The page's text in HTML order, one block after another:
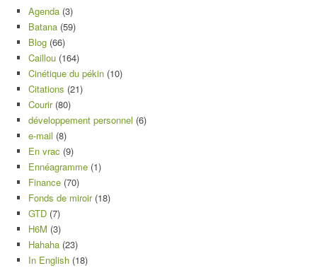
Agenda (3)
Batana (59)
Blog (66)
Caillou (164)
Cinétique du pékin (10)
Citations (21)
Courir(80)
développement personnel (6)
e-mail (8)
En vrac (9)
Ennéagramme (1)
Finance (70)
Fonds de miroir(18)
GTD (7)
H6M (3)
Hahaha (23)
In English (18)